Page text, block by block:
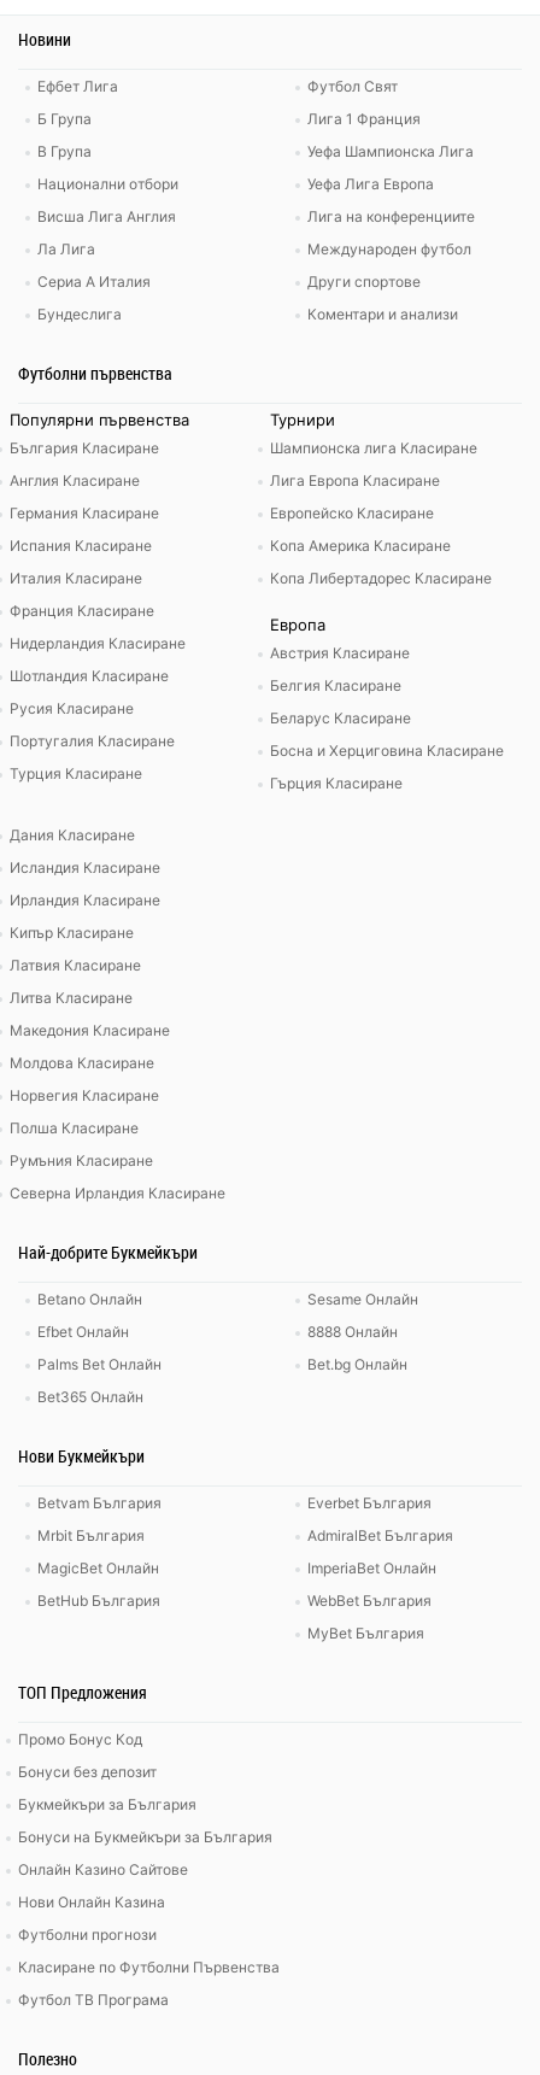
Новини
Ефбет Лига
Б Група
В Група
Национални отбори
Висша Лига Англия
Ла Лига
Сериа А Италия
Бундеслига
Футбол Свят
Лига 1 Франция
Уефа Шампионска Лига
Уефа Лига Европа
Лига на конференциите
Международен футбол
Други спортове
Коментари и анализи
Футболни първенства
Популярни първенства
България Класиране
Англия Класиране
Германия Класиране
Испания Класиране
Италия Класиране
Франция Класиране
Нидерландия Класиране
Шотландия Класиране
Русия Класиране
Португалия Класиране
Турция Класиране
Турнири
Шампионска лига Класиране
Лига Европа Класиране
Европейско Класиране
Копа Америка Класиране
Копа Либертадорес Класиране
Европа
Австрия Класиране
Белгия Класиране
Беларус Класиране
Босна и Херциговина Класиране
Гърция Класиране
Дания Класиране
Исландия Класиране
Ирландия Класиране
Кипър Класиране
Латвия Класиране
Литва Класиране
Македония Класиране
Молдова Класиране
Норвегия Класиране
Полша Класиране
Румъния Класиране
Северна Ирландия Класиране
Най-добрите Букмейкъри
Betano Онлайн
Efbet Онлайн
Palms Bet Онлайн
Bet365 Онлайн
Sesame Онлайн
8888 Онлайн
Bet.bg Онлайн
Нови Букмейкъри
Betvam България
Mrbit България
MagicBet Онлайн
BetHub България
Everbet България
AdmiralBet България
ImperiaBet Онлайн
WebBet България
MyBet България
ТОП Предложения
Промо Бонус Код
Бонуси без депозит
Букмейкъри за България
Бонуси на Букмейкъри за България
Онлайн Казино Сайтове
Нови Онлайн Казина
Футболни прогнози
Класиране по Футболни Първенства
Футбол ТВ Програма
Полезно